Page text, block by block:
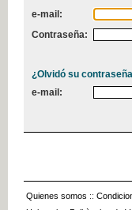
e-mail:
Contraseña:
¿Olvidó su
e-mail:
Quienes somos ::